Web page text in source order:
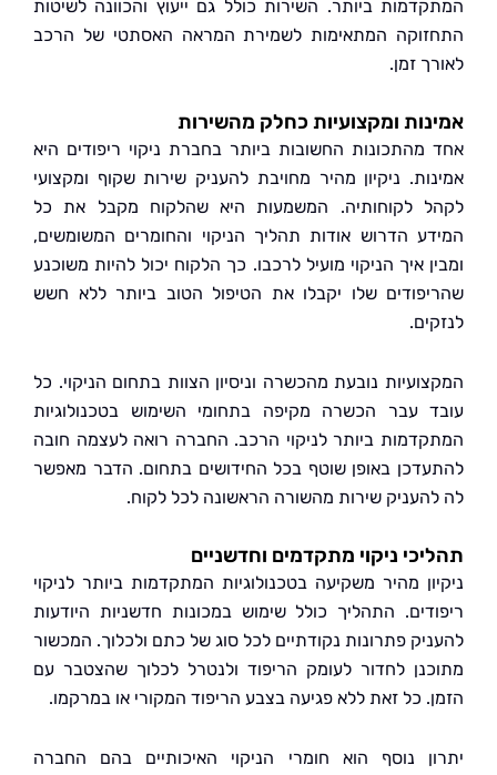
ביותר. השירות כולל גם ייעוץ והכוונה לשיטות
המתאימות לשמירת המראה האסתטי של הרכב
זמן.
ומקצועיות כחלק מהשירות
החשובות ביותר בחברת ניקוי ריפודים היא
ניקיון מהיר מחויבת להעניק שירות שקוף ומקצועי
לקוחותיה. המשמעות היא שהלקוח מקבל את כל
הדרוש אודות תהליך הניקוי והחומרים המשומשים,
איך הניקוי מועיל לרכבו. כך הלקוח יכול להיות משוכנע
שלו יקבלו את הטיפול הטוב ביותר ללא חשש
נובעת מהכשרה וניסיון הצוות בתחום הניקוי. כל
עבר הכשרה מקיפה בתחומי השימוש בטכנולוגיות
ביותר לניקוי הרכב. החברה רואה לעצמה חובה
באופן שוטף בכל החידושים בתחום. הדבר מאפשר
שירות מהשורה הראשונה לכל לקוח.
ניקוי מתקדמים וחדשניים
מהיר משקיעה בטכנולוגיות המתקדמות ביותר לניקוי
התהליך כולל שימוש במכונות חדשניות היודעות
פתרונות נקודתיים לכל סוג של כתם ולכלוך. המכשור
לחדור לעומק הריפוד ולנטרל לכלוך שהצטבר עם
כל זאת ללא פגיעה בצבע הריפוד המקורי או במרקמו.
נוסף הוא חומרי הניקוי האיכותיים בהם החברה